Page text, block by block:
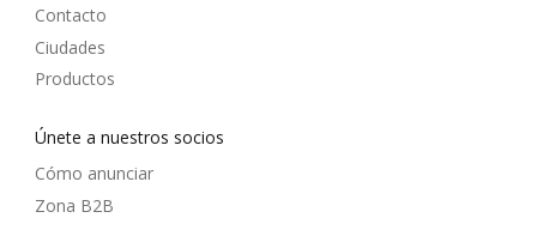
Contacto
Ciudades
Productos
Únete a nuestros socios
Cómo anunciar
Zona B2B